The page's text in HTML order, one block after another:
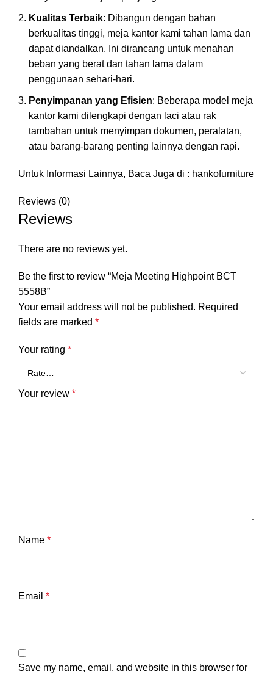
Kualitas Terbaik: Dibangun dengan bahan
berkualitas tinggi, meja kantor kami tahan lama dan
dapat diandalkan. Ini dirancang untuk menahan
beban yang berat dan tahan lama dalam
penggunaan sehari-hari.
Penyimpanan yang Efisien: Beberapa model meja
kantor kami dilengkapi dengan laci atau rak
tambahan untuk menyimpan dokumen, peralatan,
atau barang-barang penting lainnya dengan rapi.
Untuk Informasi Lainnya, Baca Juga di : hankofurniture
Reviews (0)
Reviews
There are no reviews yet.
Be the first to review “Meja Meeting Highpoint BCT
5558B”
Your email address will not be published. Required
fields are marked *
Your rating *
Your review *
Name *
Email *
Save my name, email, and website in this browser for